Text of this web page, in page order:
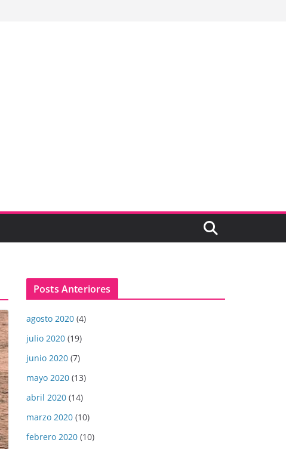
Posts Anteriores
agosto 2020 (4)
julio 2020 (19)
junio 2020 (7)
mayo 2020 (13)
abril 2020 (14)
marzo 2020 (10)
febrero 2020 (10)